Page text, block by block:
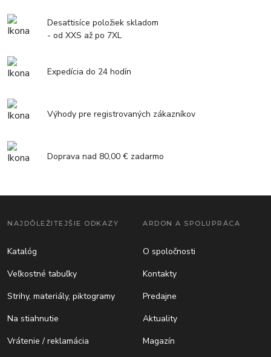
Desaťtisíce položiek skladom
- od XXS až po 7XL
Expedícia do 24 hodín
Výhody pre registrovaných zákazníkov
Doprava nad 80,00 € zadarmo
NAJDÔLEŽITEJŠIE ODKAZY
Katalóg
Veľkostné tabuľky
Strihy, materiály, piktogramy
Na stiahnutie
Vrátenie / reklamácia
ARDON A SPOLUPRÁCA
O spoločnosti
Kontakty
Predajne
Aktuality
Magazín